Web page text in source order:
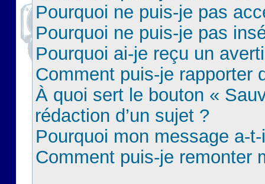
Pourquoi ne puis-je pas
Pourquoi ne puis-je pas
Pourquoi ai-je reçu un
Comment puis-je rapporter
À quoi sert le bouton «
rédaction d’un sujet ?
Pourquoi mon message a-
Comment puis-je remonter